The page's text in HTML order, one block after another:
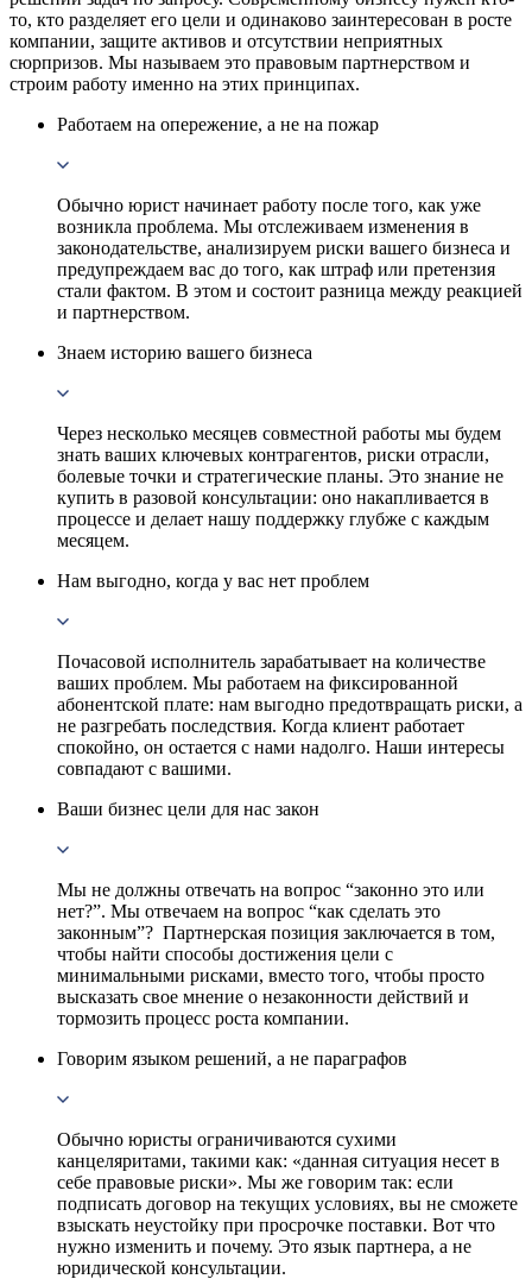
то, кто разделяет его цели и одинаково заинтересован в росте
компании, защите активов и отсутствии неприятных
сюрпризов. Мы называем это правовым партнерством и
строим работу именно на этих принципах.
Работаем на опережение, а не на пожар
Обычно юрист начинает работу после того, как уже
возникла проблема. Мы отслеживаем изменения в
законодательстве, анализируем риски вашего бизнеса и
предупреждаем вас до того, как штраф или претензия
стали фактом. В этом и состоит разница между реакцией
и партнерством.
Знаем историю вашего бизнеса
Через несколько месяцев совместной работы мы будем
знать ваших ключевых контрагентов, риски отрасли,
болевые точки и стратегические планы. Это знание не
купить в разовой консультации: оно накапливается в
процессе и делает нашу поддержку глубже с каждым
месяцем.
Нам выгодно, когда у вас нет проблем
Почасовой исполнитель зарабатывает на количестве
ваших проблем. Мы работаем на фиксированной
абонентской плате: нам выгодно предотвращать риски, а
не разгребать последствия. Когда клиент работает
спокойно, он остается с нами надолго. Наши интересы
совпадают с вашими.
Ваши бизнес цели для нас закон
Мы не должны отвечать на вопрос “законно это или
нет?”. Мы отвечаем на вопрос “как сделать это
законным”? Партнерская позиция заключается в том,
чтобы найти способы достижения цели с
минимальными рисками, вместо того, чтобы просто
высказать свое мнение о незаконности действий и
тормозить процесс роста компании.
Говорим языком решений, а не параграфов
Обычно юристы ограничиваются сухими
канцеляритами, такими как: «данная ситуация несет в
себе правовые риски». Мы же говорим так: если
подписать договор на текущих условиях, вы не сможете
взыскать неустойку при просрочке поставки. Вот что
нужно изменить и почему. Это язык партнера, а не
юридической консультации.